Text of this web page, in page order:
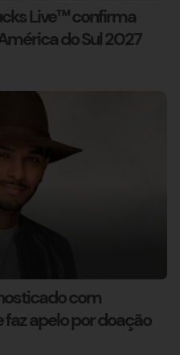
Live™ confirma
do Sul 2027
com
apelo por doação